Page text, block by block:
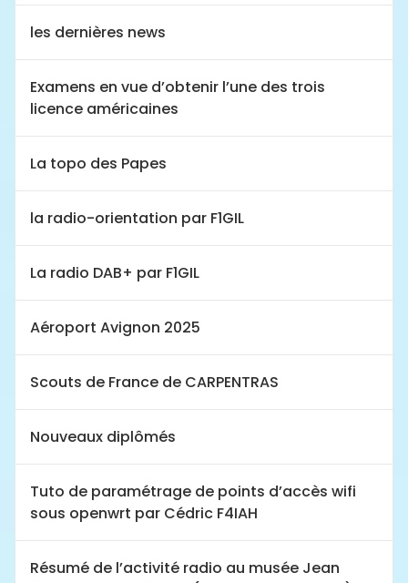
les dernières news
Examens en vue d’obtenir l’une des trois
licence américaines
La topo des Papes
la radio-orientation par F1GIL
La radio DAB+ par F1GIL
Aéroport Avignon 2025
Scouts de France de CARPENTRAS
Nouveaux diplômés
Tuto de paramétrage de points d’accès wifi
sous openwrt par Cédric F4IAH
Résumé de l’activité radio au musée Jean